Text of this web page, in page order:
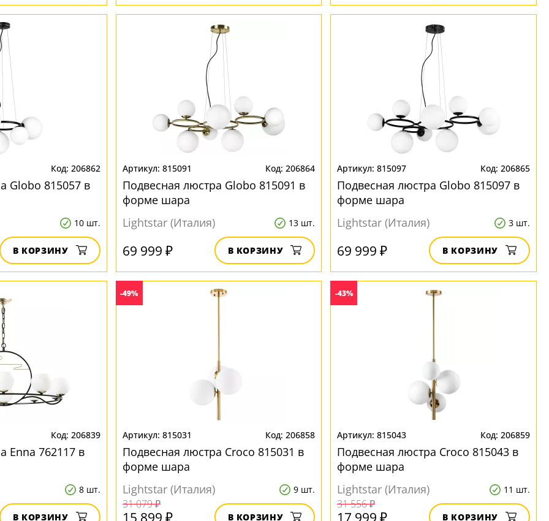
206862
Globo 815057 в
10 шт.
В КОРЗИНУ
815091 206864
Подвесная люстра Globo 815091 в
форме шара
Lightstar (Италия)
13 шт.
69 999 ₽ В КОРЗИНУ
815097 206865
Подвесная люстра Globo 815097 в
форме шара
Lightstar (Италия)
3 шт.
69 999 ₽ В КОРЗИНУ
206839
Enna 762117 в
8 шт.
В КОРЗИНУ
-49%
815031 206858
Подвесная люстра Croco 815031 в
форме шара
Lightstar (Италия)
9 шт.
31 079 ₽
15 899 ₽ В КОРЗИНУ
-43%
815043 206859
Подвесная люстра Croco 815043 в
форме шара
Lightstar (Италия)
11 шт.
31 556 ₽
17 999 ₽ В КОРЗИНУ